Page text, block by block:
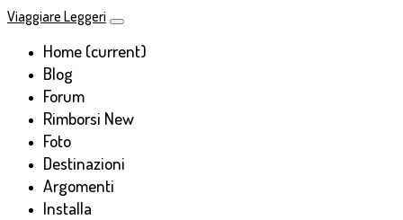
Viaggiare Leggeri
Home (current)
Blog
Forum
Rimborsi New
Foto
Destinazioni
Argomenti
Installa